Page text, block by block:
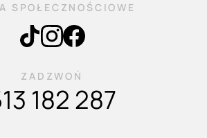
SPOŁECZNOŚCIOWE
ZADZWOŃ
182 287